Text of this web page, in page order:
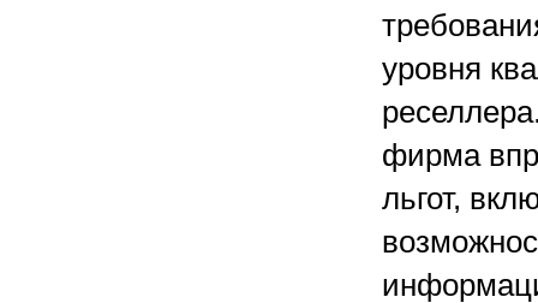
уровня
фирма
льгот,